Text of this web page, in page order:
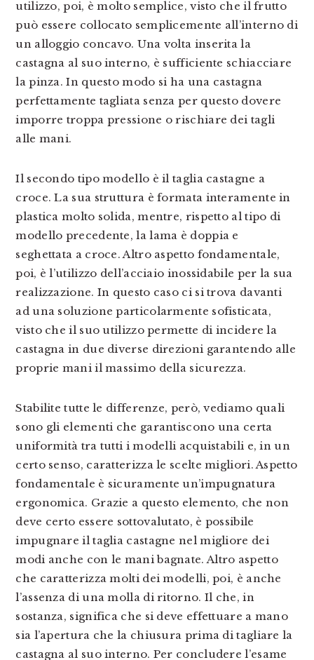
utilizzo, poi, è molto semplice, visto che il frutto
può essere collocato semplicemente all’interno di
un alloggio concavo. Una volta inserita la
castagna al suo interno, è sufficiente schiacciare
la pinza. In questo modo si ha una castagna
perfettamente tagliata senza per questo dovere
imporre troppa pressione o rischiare dei tagli
alle mani.
Il secondo tipo modello è il taglia castagne a
croce. La sua struttura è formata interamente in
plastica molto solida, mentre, rispetto al tipo di
modello precedente, la lama è doppia e
seghettata a croce. Altro aspetto fondamentale,
poi, è l’utilizzo dell’acciaio inossidabile per la sua
realizzazione. In questo caso ci si trova davanti
ad una soluzione particolarmente sofisticata,
visto che il suo utilizzo permette di incidere la
castagna in due diverse direzioni garantendo alle
proprie mani il massimo della sicurezza.
Stabilite tutte le differenze, però, vediamo quali
sono gli elementi che garantiscono una certa
uniformità tra tutti i modelli acquistabili e, in un
certo senso, caratterizza le scelte migliori. Aspetto
fondamentale è sicuramente un’impugnatura
ergonomica. Grazie a questo elemento, che non
deve certo essere sottovalutato, è possibile
impugnare il taglia castagne nel migliore dei
modi anche con le mani bagnate. Altro aspetto
che caratterizza molti dei modelli, poi, è anche
l’assenza di una molla di ritorno. Il che, in
sostanza, significa che si deve effettuare a mano
sia l’apertura che la chiusura prima di tagliare la
castagna al suo interno. Per concludere l’esame